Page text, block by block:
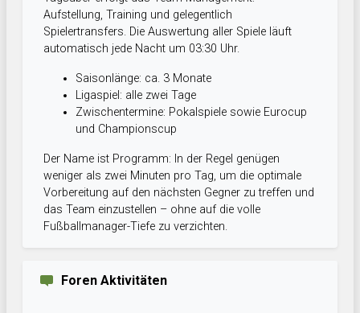
Aufstellung, Training und gelegentlich
Spielertransfers. Die Auswertung aller Spiele läuft
automatisch jede Nacht um 03:30 Uhr.
Saisonlänge: ca. 3 Monate
Ligaspiel: alle zwei Tage
Zwischentermine: Pokalspiele sowie Eurocup
und Championscup
Der Name ist Programm: In der Regel genügen
weniger als zwei Minuten pro Tag, um die optimale
Vorbereitung auf den nächsten Gegner zu treffen und
das Team einzustellen – ohne auf die volle
Fußballmanager-Tiefe zu verzichten.
Foren Aktivitäten